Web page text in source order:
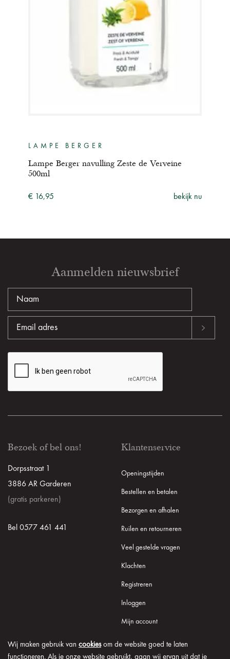
Wij maken gebruik van cookiesom de website goed te laten
functioneren. Als je onze website gebruikt, gaan wij ervan uit dat je
LAMPE BERGER
Lampe Berger navulling Zeste de Verveine
500ml
€ 16,95 bekijk nu
Aanmelden nieuwsbrief
Bezoek of bel ons!
Dorpsstraat 1
3886 AR Garderen
(gratis parkeren)
Bel 0577 461 441
Klantenservice
Openingstijden
Bestellen en betalen
Bezorgen en afhalen
Ruilen en retourneren
Veel gestelde vragen
Klachten
Registreren
Inloggen
Mijn account